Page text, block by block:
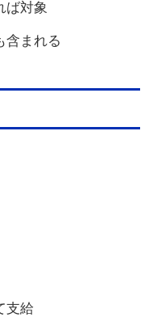
ば対象
含まれる
支給